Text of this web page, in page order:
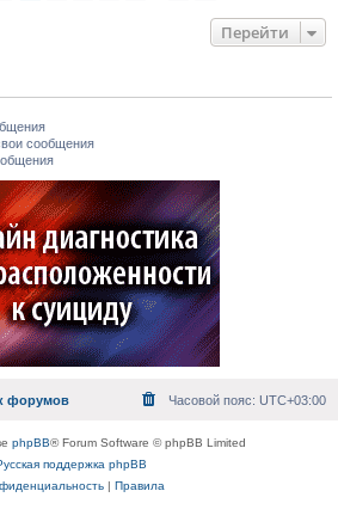
Перейти
сообщения
форумов Часовой пояс: UTC+03:00
phpBB® Forum Software © phpBB Limited
поддержка phpBB
| Правила